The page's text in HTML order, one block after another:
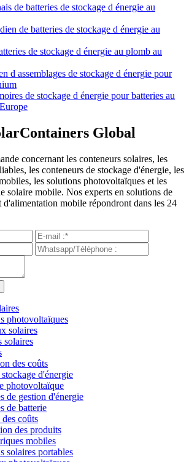
de batteries de stockage d énergie au
de batteries de stockage d énergie au
de stockage d énergie au plomb au
d assemblages de stockage d énergie pour
de stockage d énergie pour batteries au
Global
concernant les conteneurs solaires, les
les conteneurs de stockage d'énergie, les
les solutions photovoltaïques et les
solaire mobile. Nos experts en solutions de
d'alimentation mobile répondront dans les 24
photovoltaïques
solaires
solaires
des coûts
d'énergie
photovoltaïque
de gestion d'énergie
de batterie
coûts
des produits
mobiles
solaires portables